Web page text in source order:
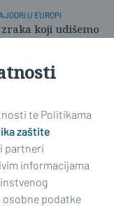
U EUROPI
koji udišemo
te Politikama
zaštite
partneri
informacijama
podatke